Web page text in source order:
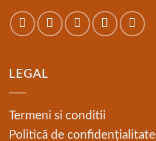
LEGAL
Termeni si conditii
Politică de confidențialitate